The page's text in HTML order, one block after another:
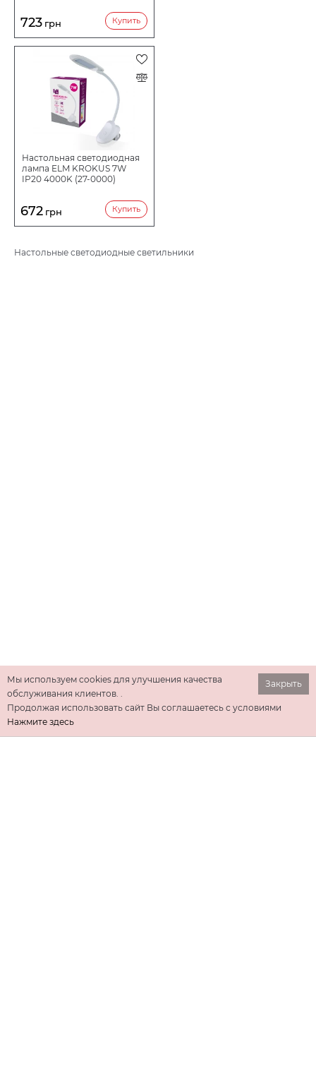
723 грн Купить
Настольная светодиодная
лампа ELM KROKUS 7W
IP20 4000K (27-0000)
672 грн Купить
Настольные светодиодные светильники
Закрыть
Мы используем cookies для улучшения качества
обслуживания клиентов. .
Продолжая использовать сайт Вы соглашаетесь с условиями
Нажмите здесь